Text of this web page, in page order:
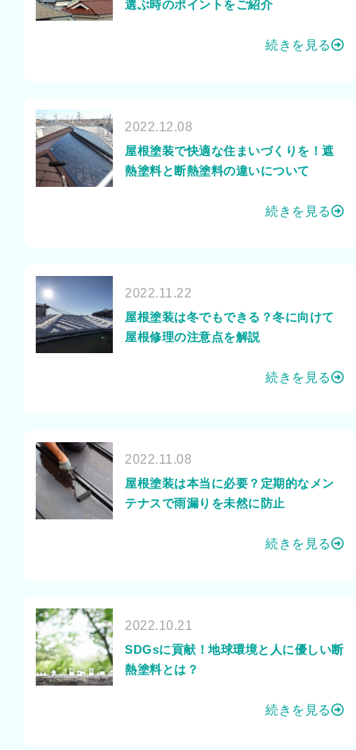
選ぶ時のポイントをご紹介
続きを見る
2022.12.08
屋根塗装で快適な住まいづくりを！遮
熱塗料と断熱塗料の違いについて
続きを見る
2022.11.22
屋根塗装は冬でもできる？冬に向けて
屋根修理の注意点を解説
続きを見る
2022.11.08
屋根塗装は本当に必要？定期的なメン
テナスで雨漏りを未然に防止
続きを見る
2022.10.21
SDGsに貢献！地球環境と人に優しい断
熱塗料とは？
続きを見る